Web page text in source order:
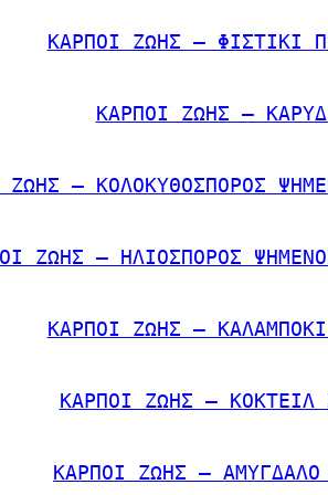
ΚΑΡΠΟΙ ΖΩΗΣ – ΦΙΣΤΙΚΙ
ΚΑΡΠΟΙ ΖΩΗΣ –
ΖΩΗΣ – ΚΟΛΟΚΥΘΟΣΠΟΡΟΣ
ΖΩΗΣ – ΗΛΙΟΣΠΟΡΟΣ
ΚΑΡΠΟΙ ΖΩΗΣ –
ΚΑΡΠΟΙ ΖΩΗΣ – ΚΟΚΤΕΙΛ
ΚΑΡΠΟΙ ΖΩΗΣ – ΑΜΥΓΔΑΛΟ